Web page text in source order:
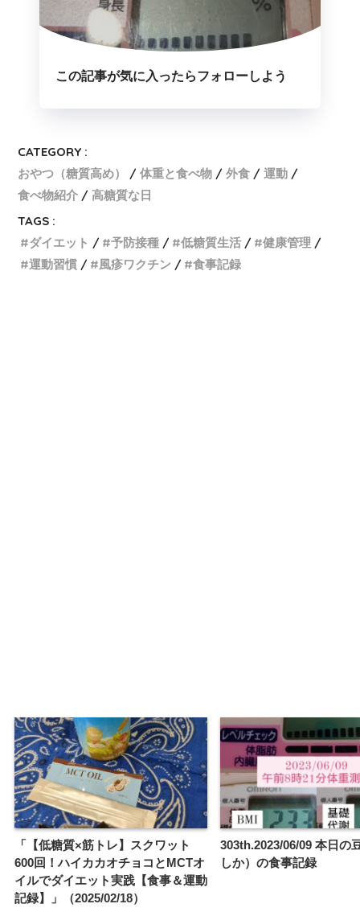
この記事が気に入ったらフォローしよう
CATEGORY :
おやつ（糖質高め）
体重と食べ物 外食
運動
食べ物紹介
高糖質な日
TAGS :
ダイエット
予防接種 低糖質生活
健康管理
運動習慣
風疹ワクチン 食事記録
「【低糖質×筋トレ】スクワット
600回！ハイカカオチョコとMCTオ
イルでダイエット実践【食事＆運動
記録】」（2025/02/18）
303th.2023/06/09 本日の
しか）の食事記録